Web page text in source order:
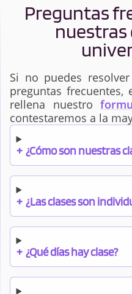
Preguntas
nuestras
Si no puedes
preguntas frecuentes,
rellena nuestro
contestaremos a la
+ ¿Cómo son nuestras
+ ¿Las clases son
+ ¿Qué días hay clase?